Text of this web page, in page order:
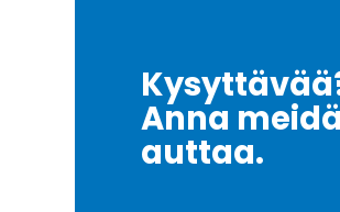
Anna
auttaa.